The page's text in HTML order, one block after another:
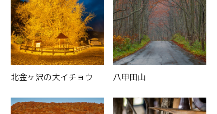
北金ヶ沢の大イチョウ 八甲田山